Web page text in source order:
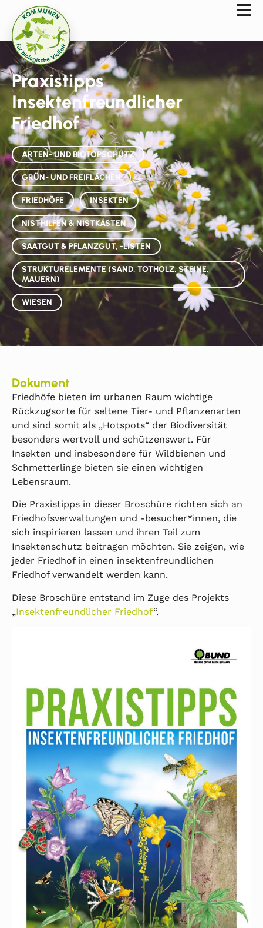
Praxistipps
Insektenfreundlicher
Friedhof
ARTEN- UND BIOTOPSCHUTZ
GRÜN- UND FREIFLÄCHEN
FRIEDHÖFE INSEKTEN
NISTHILFEN & NISTKÄSTEN
SAATGUT & PFLANZGUT, -LISTEN
STRUKTURELEMENTE (SAND, TOTHOLZ, STEINE,
MAUERN)
WIESEN
Dokument
Friedhöfe bieten im urbanen Raum wichtige
Rückzugsorte für seltene Tier- und Pflanzenarten
und sind somit als „Hotspots“ der Biodiversität
besonders wertvoll und schützenswert. Für
Insekten und insbesondere für Wildbienen und
Schmetterlinge bieten sie einen wichtigen
Lebensraum.
Die Praxistipps in dieser Broschüre richten sich an
Friedhofsverwaltungen und -besucher*innen, die
sich inspirieren lassen und ihren Teil zum
Insektenschutz beitragen möchten. Sie zeigen, wie
jeder Friedhof in einen insektenfreundlichen
Friedhof verwandelt werden kann.
Diese Broschüre entstand im Zuge des Projekts
„Insektenfreundlicher Friedhof“.